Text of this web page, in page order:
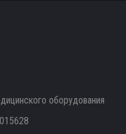
оборудования